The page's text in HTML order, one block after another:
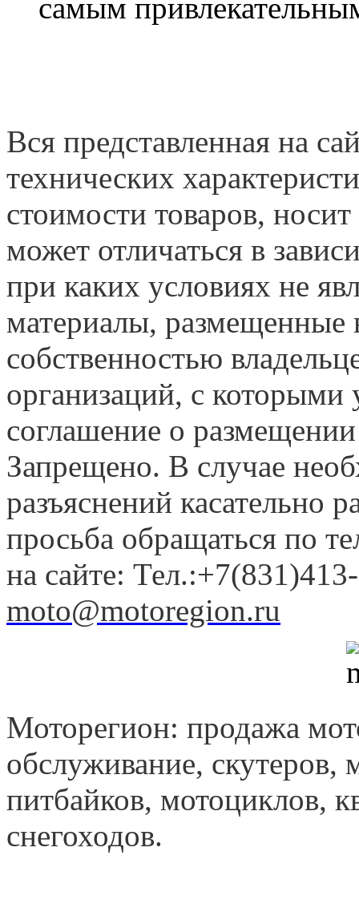
самым
Вся представленная на
технических
стоимости товаров,
может отличаться в
при каких условиях не
материалы, размещенные
собственностью
организаций, с которыми
соглашение о
Запрещено. В случае
разъяснений
просьба обращаться по
на сайте:
moto@motoregion.ru
Моторегион: продажа
обслуживание, скутеров,
питбайков, мотоциклов,
снегоходов.